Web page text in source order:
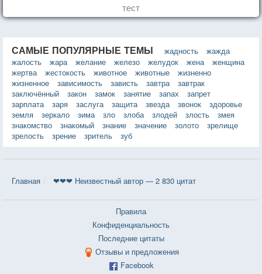
тест
САМЫЕ ПОПУЛЯРНЫЕ ТЕМЫ жадность
жажда
жалость
жара желание железо желудок жена
женщина
жертва
жестокость животное животные
жизненно
жизненное
зависимость зависть завтра
завтрак
заключённый
закон замок занятие запах
запрет
зарплата
заря заслуга защита звезда звонок
здоровье
земля
зеркало зима зло злоба злодей злость
змея
знакомство
знакомый знание значение золото
зрелище
зрелость
зрение зритель зуб
Главная ❤❤❤ Неизвестный автор — 2 830 цитат
Правила
Конфиденциальность
Последние цитаты
Отзывы и предложения
Facebook